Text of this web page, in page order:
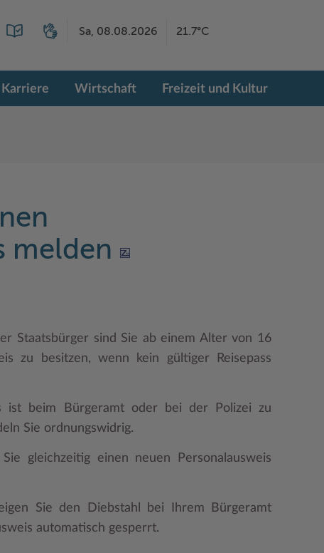
Sa, 08.08.2026 21.7°C
Karriere Wirtschaft Freizeit und Kultur
melden
Staatsbürger sind Sie ab einem Alter von 16
zu besitzen, wenn kein gültiger Reisepass
ist beim Bürgeramt oder bei der Polizei zu
Sie ordnungswidrig.
gleichzeitig einen neuen Personalausweis
Sie den Diebstahl bei Ihrem Bürgeramt
automatisch gesperrt.